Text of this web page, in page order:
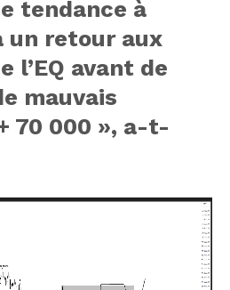
tendance à
un retour aux
l’EQ avant de
mauvais
70 000 », a-t-